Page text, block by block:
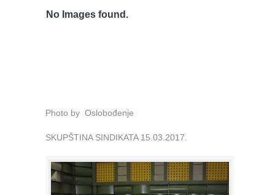
No Images found.
Photo by Oslobođenje
SKUPŠTINA SINDIKATA 15.03.2017.